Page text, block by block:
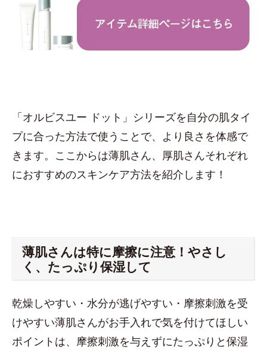
「オルビスユー ドット」シリーズを自分の肌タイ
プに合った方法で使うことで、より良さを体感で
きます。ここからは薄肌さん、厚肌さんそれぞれ
におすすめのスキンケア方法を紹介します！
薄肌さんは特に摩擦に注意！やさし
く、たっぷり保湿して
乾燥しやすい・水分が逃げやすい・摩擦刺激を受
けやすい薄肌さんがお手入れで気を付けてほしい
ポイントは、摩擦刺激を与えずにたっぷりと保湿